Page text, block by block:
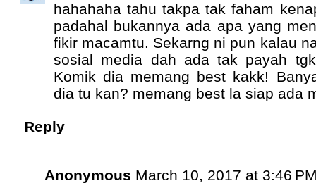
hahahaha tahu takpa tak faham
padahal bukannya ada apa yang
fikir macamtu. Sekarng ni pun kalau
sosial media dah ada tak payah
Komik dia memang best kakk!
dia tu kan? memang best la siap ada
Reply
Anonymous March 10, 2017 at 3:46